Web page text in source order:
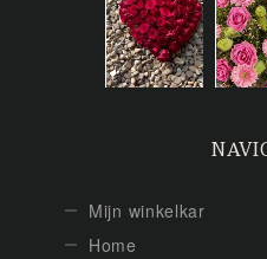
Mijn winkelkar
Home